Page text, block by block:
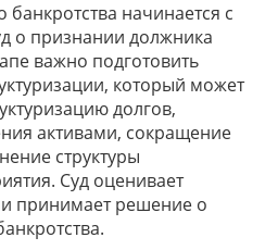
начинается с
о признании должника
важно подготовить
который может
долгов,
активами, сокращение
структуры
Суд оценивает
принимает решение о